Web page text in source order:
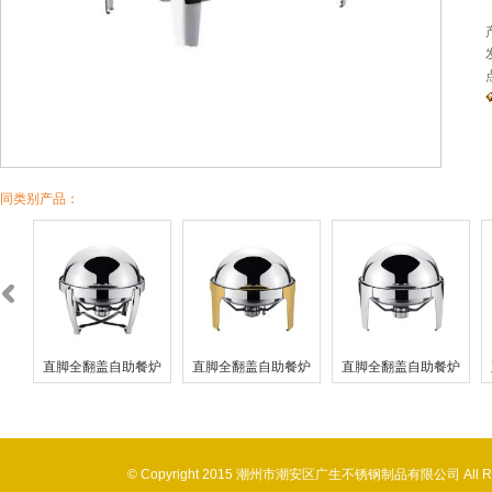
同类别产品：
直脚全翻盖自助餐炉 直脚全翻盖自助餐炉 直脚全翻盖自助餐炉
© Copyright 2015 潮州市潮安区广生不锈钢制品有限公司